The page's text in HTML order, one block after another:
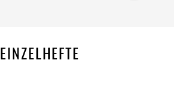
EINZELHEFTE